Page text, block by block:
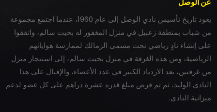
يعود تاريخ تأسيس نادي الوصل إلى عام 1960، عندما اجتمع مجموعة
من شباب بمنطقة زعبيل في منزل المغفور له بخيت سالم، واتفقوا
على إنشاء نادٍ رياضي تحت مسمى الزمالك لممارسة هواياتهم
الرياضية، ومن هذه الغرفة في منزل بخيت سالم، إلى استئجار منزل
من غرفتين، بعد الازدياد الكبير في عدد الأعضاء، والإقبال على هذا
النادي الوليد، ثم تم فرض مبلغ قدره عشرة دراهم على كل عضو لدعم
ميزانية النادي.